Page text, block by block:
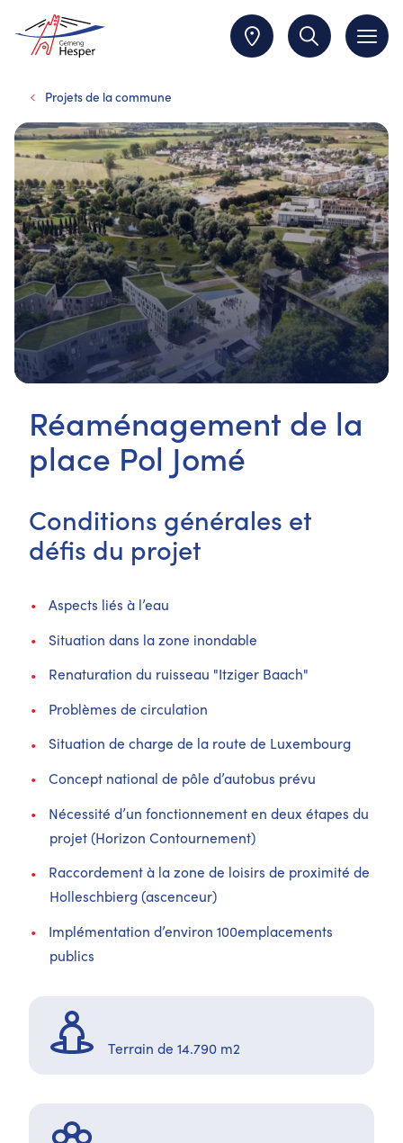
Projets de la commune
Réaménagement de la
place Pol Jomé
Conditions générales et
défis du projet
Aspects liés à l’eau
Situation dans la zone inondable
Renaturation du ruisseau "Itziger Baach"
Problèmes de circulation
Situation de charge de la route de Luxembourg
Concept national de pôle d’autobus prévu
Nécessité d’un fonctionnement en deux étapes du
projet (Horizon Contournement)
Raccordement à la zone de loisirs de proximité de
Holleschbierg (ascenceur)
Implémentation d’environ 100emplacements
publics
Terrain de 14.790 m2